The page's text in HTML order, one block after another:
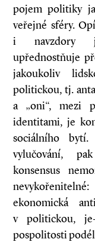
pojem politiky
veřejné sféry.
i navzdory
upřednostňuje
jakoukoliv
politickou, tj.
a „oni“, mezi
identitami, je
sociálního
vylučování,
konsensus
ekonomická
v politickou,
pospolitosti